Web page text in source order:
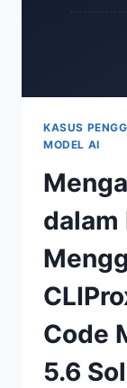
KASUS
MODEL AI
dalam
Code
5.6 Sol